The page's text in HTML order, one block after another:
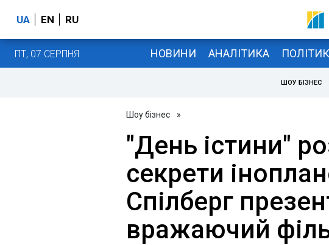
UA EN RU
ПТ, 07 СЕРПНЯ НОВИНИ АНАЛІТИКА
ШОУ БІЗНЕС
Шоу бізнес »
"День істини"
секрети
Спілберг
вражаючий